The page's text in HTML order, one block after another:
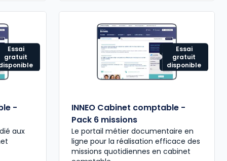
Essai
gratuit
-
aux
Essai
gratuit
disponible
INNEO Cabinet comptable -
Pack 6 missions
Le portail métier documentaire en
ligne pour la réalisation efficace des
missions quotidiennes en cabinet